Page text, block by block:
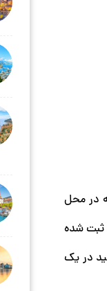
در محل
ثبت شده
در یک